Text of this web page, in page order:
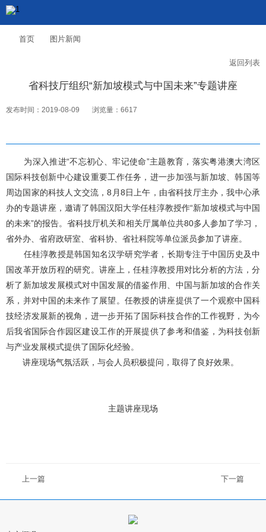
首页 图片新闻
返回列表
省科技厅组织“新加坡模式与中国未来”专题讲座
发布时间：2019-08-09 浏览量：6617
为深入推进“不忘初心、牢记使命”主题教育，落实粤港澳大湾区
国际科技创新中心建设重要工作任务，进一步加强与新加坡、韩国等
周边国家的科技人文交流，8月8日上午，由省科技厅主办，我中心承
办的专题讲座，邀请了韩国汉阳大学任桂淳教授作“新加坡模式与中国
的未来”的报告。省科技厅机关和相关厅属单位共80多人参加了学习，
省外办、省府政研室、省科协、省社科院等单位派员参加了讲座。
任桂淳教授是韩国知名汉学研究学者，长期专注于中国历史及中
国改革开放历程的研究。讲座上，任桂淳教授用对比分析的方法，分
析了新加坡发展模式对中国发展的借鉴作用、中国与新加坡的合作关
系，并对中国的未来作了展望。任教授的讲座提供了一个观察中国科
技经济发展新的视角，进一步开拓了国际科技合作的工作视野，为今
后我省国际合作园区建设工作的开展提供了参考和借鉴，为科技创新
与产业发展模式提供了国际化经验。
讲座现场气氛活跃，与会人员积极提问，取得了良好效果。
主题讲座现场
上一篇 下一篇